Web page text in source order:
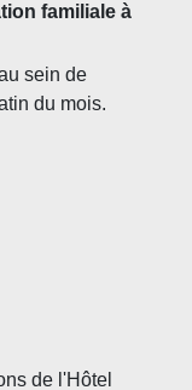
familiale à
sein de
du mois.
de l'Hôtel